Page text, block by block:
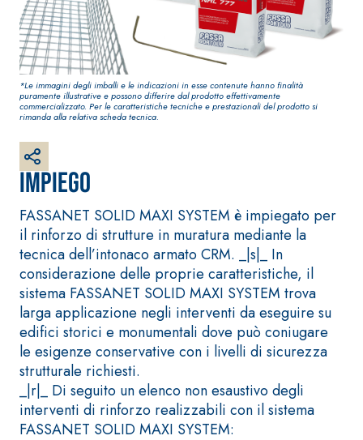
Impiego
FASSANET SOLID MAXI SYSTEM è impiegato per
il rinforzo di strutture in muratura mediante la
tecnica dell’intonaco armato CRM. _|s|_ In
considerazione delle proprie caratteristiche, il
sistema FASSANET SOLID MAXI SYSTEM trova
larga applicazione negli interventi da eseguire su
edifici storici e monumentali dove può coniugare
le esigenze conservative con i livelli di sicurezza
strutturale richiesti.
_|r|_ Di seguito un elenco non esaustivo degli
interventi di rinforzo realizzabili con il sistema
FASSANET SOLID MAXI SYSTEM:
*Le immagini degli imballi e le indicazioni in esse contenute hanno finalità
puramente illustrative e possono differire dal prodotto effettivamente
commercializzato. Per le caratteristiche tecniche e prestazionali del prodotto si
rimanda alla relativa scheda tecnica.
bianco fibrorinforzato
a base di calce aerea,
per interni ed esterni
Sistema RIPRISTINO DEL
CALCESTRUZZO
PRODOTTI TIXOTROPICI
GEOACTIVE R4 40
Malta rapida
contenente speciali
leganti solfatoresistenti,
polimero-modificata,
tixotropica,
fibrorinforzata, per la
Sistema POSA
RIVESTIMENTI
FASSAFLOOR –
POSA
FASSAFLOOR LA
Lisciatura
a base di
conducibilità
per la